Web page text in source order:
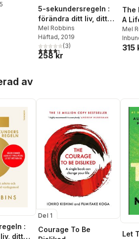
Totalt antal röster:
5-sekundersregeln :
förändra ditt liv, ditt
arbete och ditt
självförtroende
Mel Robbins
Häftad, 2019
4,3utav 5 stjärnor. Totalt antal
(3)
258 kr
The
A
Mel
315
av
:
ditt
Del 1
Courage To Be
Let